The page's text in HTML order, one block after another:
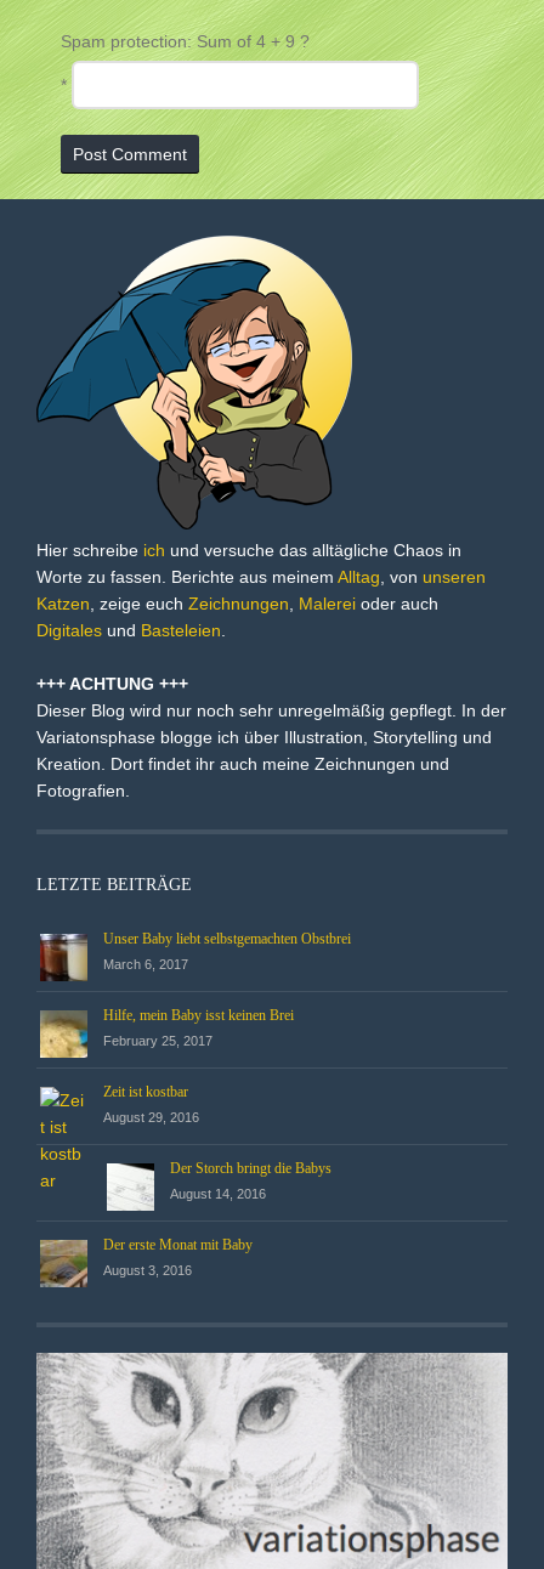
Spam protection: Sum of 4 + 9 ?
*
Hier schreibe ich und versuche das alltägliche Chaos in
Worte zu fassen. Berichte aus meinem Alltag , von unseren
Katzen , zeige euch Zeichnungen Malerei oder auch
Digitales und Basteleien
+++ ACHTUNG +++
Dieser Blog wird nur noch sehr unregelmäßig gepflegt. In der
Variatonsphase blogge ich über Illustration, Storytelling und
Kreation. Dort findet ihr auch meine Zeichnungen und
Fotografien.
LETZTE BEITRÄGE
Unser Baby liebt selbstgemachten Obstbrei
March 6, 2017
Hilfe, mein Baby isst keinen Brei
February 25, 2017
Zeit ist kostbar
August 29, 2016
Der Storch bringt die Babys
August 14, 2016
Der erste Monat mit Baby
August 3, 2016